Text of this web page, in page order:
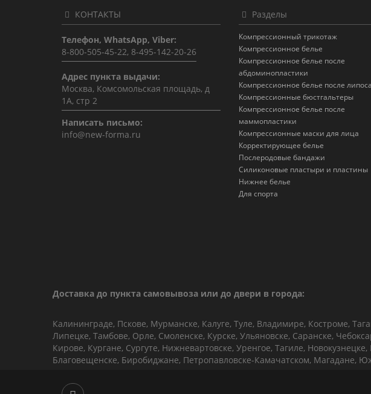
КОНТАКТЫ
Телефон, WhatsApp, Viber:
8-800-505-45-22, 8-495-142-20-26
Адрес пункта выдачи:
Москва, Комсомольская площадь, д
1А, стр 2
Написать письмо:
info@new-forma.ru
Разделы
Компрессионный трикотаж
Компрессионное белье
Компрессионное белье после
абдоминопластики
Компрессионное белье после
Компрессионные бюстгальтеры
Компрессионное белье после
маммопластики
Компрессионные маски для лица
Корректирующее белье
Послеродовые бандажи
Силиконовые пластыри и пластины
Нижнее белье
Для спорта
Доставка до пункта самовывоза или до двери в города:
Калининграде, Пскове, Мурманске, Калуге, Туле, Владимире, Костроме,
Липецке, Тамбове, Орле, Смоленске, Курске, Ульяновске, Саранске,
Кирове, Кургане, Сургуте, Нижневартовске, Уренгое, Тагиле,
Благовещенске, Биробиджане, Петропавловске-Камачатском, Магадане,